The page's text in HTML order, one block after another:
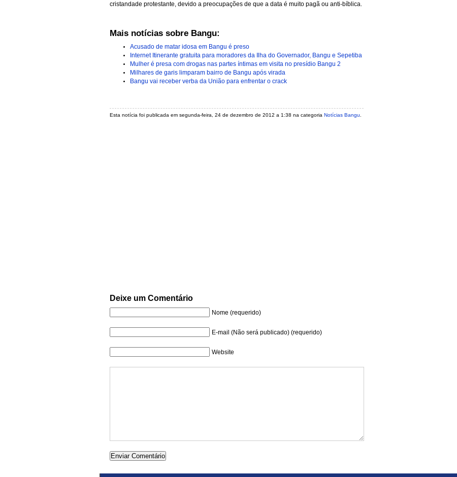
cristandade protestante, devido a preocupações de que a data é muito pagã ou anti-bíblica.
Mais notícias sobre Bangu:
Acusado de matar idosa em Bangu é preso ‎
Internet Itinerante gratuita para moradores da Ilha do Governador, Bangu e Sepetiba
Mulher é presa com drogas nas partes íntimas em visita no presídio Bangu 2
Milhares de garis limparam bairro de Bangu após virada
Bangu vai receber verba da União para enfrentar o crack
Esta notícia foi publicada em segunda-feira, 24 de dezembro de 2012 a 1:38 na categoria Notícias Bangu
Deixe um Comentário
Nome (requerido)
E-mail (Não será publicado) (requerido)
Website